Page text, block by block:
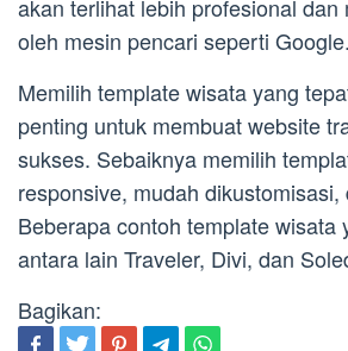
akan terlihat lebih profesional dan
oleh mesin pencari seperti Google.
Memilih template wisata yang
penting untuk membuat website
sukses. Sebaiknya memilih
responsive, mudah dikustomisasi,
Beberapa contoh template wisata
antara lain Traveler, Divi, dan
Bagikan: